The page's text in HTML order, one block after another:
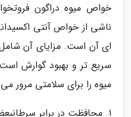
خواص میوه دراگون
ناشی از خواص آنتی
ای آن است. مزایای آن
میوه را برای سلامتی مرور
1. محافظت در برابر